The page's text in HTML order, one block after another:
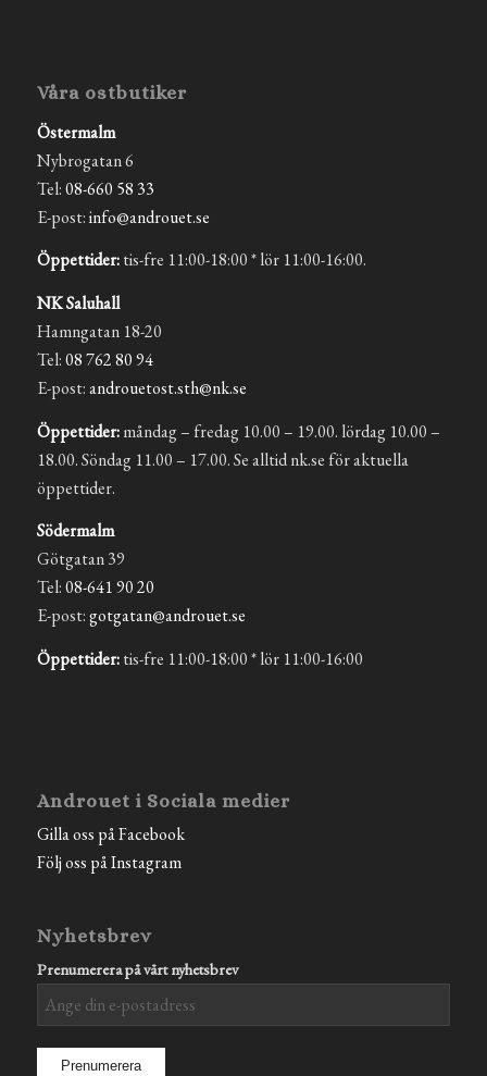
Våra ostbutiker
Östermalm
Nybrogatan 6
Tel:08-660 58 33
E-post:info@androuet.se
Öppettider:tis-fre 11:00-18:00 * lör 11:00-16:00.
NK Saluhall
Hamngatan 18-20
Tel:08 762 80 94
E-post:androuetost.sth@nk.se
Öppettider:måndag – fredag 10.00 – 19.00. lördag 10.00 –
18.00. Söndag 11.00 – 17.00. Se alltid nk.se för aktuella
öppettider.
Södermalm
Götgatan 39
Tel:08-641 90 20
E-post:gotgatan@androuet.se
Öppettider:tis-fre 11:00-18:00 * lör 11:00-16:00
Androuet i Sociala medier
Gilla oss på Facebook
Följ oss på Instagram
Nyhetsbrev
Prenumerera på vårt nyhetsbrev